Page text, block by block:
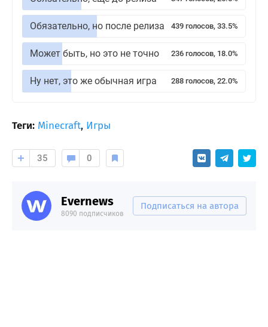
Обязательно, но после релиза 439 голосов, 33.5%
Может быть, но это не точно 236 голосов, 18.0%
Ну нет, это же обычная игра 288 голосов, 22.0%
Теги: Minecraft, Игры
35 0
Evernews
8090 подписчиков
Подписаться на автора